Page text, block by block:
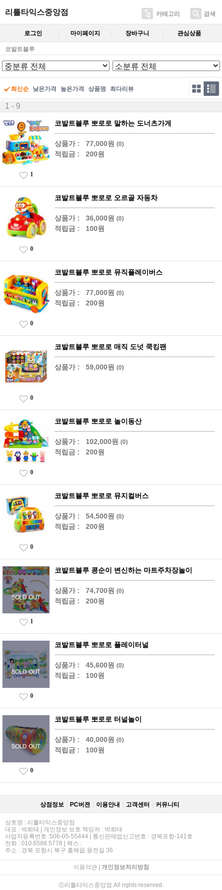
리틀타익스중앙점 카테고리 검색
로그인 마이페이지 장바구니 관심상품
코발트블루
최신순 낮은가격 높은가격 상품명 최다리뷰
1 - 9
코발트블루 뽀로로 말하는 도너츠가게
상품가 : 77,000원 (0)
적립금 : 200원
1
코발트블루 뽀로로 오르골 자동차
상품가 : 36,000원 (0)
적립금 : 100원
0
코발트블루 뽀로로 뮤직플레이버스
상품가 : 77,000원 (0)
적립금 : 200원
0
코발트블루 뽀로로 매직 도넛 쿡킹팬
상품가 : 59,000원 (0)
0
코발트블루 뽀로로 놀이동산
상품가 : 102,000원 (0)
적립금 : 200원
0
코발트블루 뽀로로 뮤지컬버스
상품가 : 54,500원 (0)
적립금 : 200원
0
코발트블루 콩순이 변신하는 마트주차장놀이
상품가 : 74,700원 (0)
적립금 : 200원
1
코발트블루 뽀로로 플레이터널
상품가 : 45,600원 (0)
적립금 : 100원
0
코발트블루 뽀로로 터널놀이
상품가 : 40,000원 (0)
적립금 : 100원
0
상점정보 PC버젼 이용안내 고객센터 커뮤니티
상호명 : 리틀타익스중앙점
대표 : 박희태 | 개인정보 보호 책임자 : 박희태
사업자등록번호 :506-05-55444 | 통신판매업신고번호 : 경북포항-141호
전화 : 010.6588.5778 | 팩스 :
주소 : 경북 포항시 북구 흥해읍 용전길 36
이용약관| 개인정보처리방침
ⓒ리틀타익스중앙점 All rights reserved.